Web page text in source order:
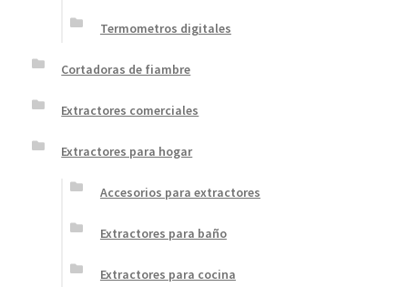
Termometros digitales
Cortadoras de fiambre
Extractores comerciales
Extractores para hogar
Accesorios para extractores
Extractores para baño
Extractores para cocina